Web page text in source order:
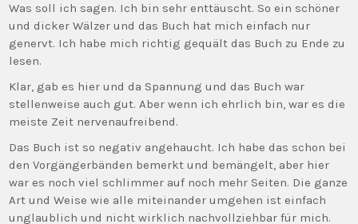
Was soll ich sagen. Ich bin sehr enttäuscht. So ein schöner
und dicker Wälzer und das Buch hat mich einfach nur
genervt. Ich habe mich richtig gequält das Buch zu Ende zu
lesen.
Klar, gab es hier und da Spannung und das Buch war
stellenweise auch gut. Aber wenn ich ehrlich bin, war es die
meiste Zeit nervenaufreibend.
Das Buch ist so negativ angehaucht. Ich habe das schon bei
den Vorgängerbänden bemerkt und bemängelt, aber hier
war es noch viel schlimmer auf noch mehr Seiten. Die ganze
Art und Weise wie alle miteinander umgehen ist einfach
unglaublich und nicht wirklich nachvollziehbar für mich.